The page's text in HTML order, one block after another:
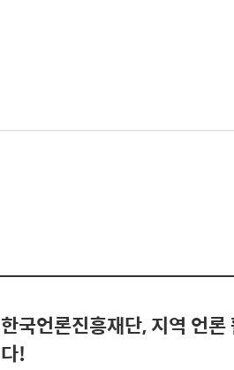
한국언론진흥재단, 지역 언론 활용 미디어교육 교재
다!